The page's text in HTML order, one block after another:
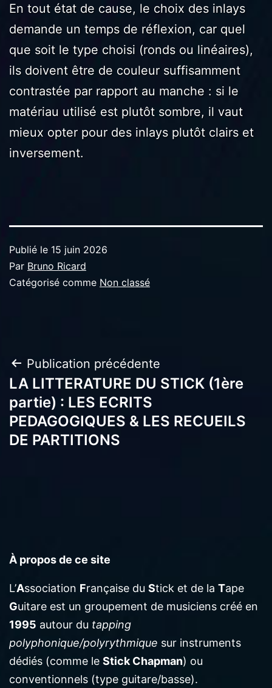
En tout état de cause, le choix des inlays
demande un temps de réflexion, car quel
que soit le type choisi (ronds ou linéaires),
ils doivent être de couleur suffisamment
contrastée par rapport au manche : si le
matériau utilisé est plutôt sombre, il vaut
mieux opter pour des inlays plutôt clairs et
inversement.
Publié le 15 juin 2026
Par Bruno Ricard
Catégorisé comme Non classé
Navigation
de
l’article
Publication précédente
LA LITTERATURE DU STICK (1ère
partie) : LES ECRITS
PEDAGOGIQUES & LES RECUEILS
DE PARTITIONS
À propos de ce site
L’Association Française du Stick et de la Tape
Guitare est un groupement de musiciens créé en
1995 autour du tapping
polyphonique/polyrythmique sur instruments
dédiés (comme le Stick Chapman) ou
conventionnels (type guitare/basse).